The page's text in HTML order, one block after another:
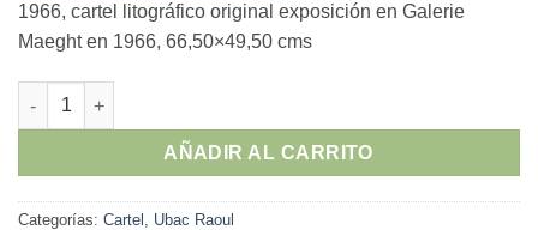
1966, cartel litográfico original exposición en Galerie
Maeght en 1966, 66,50×49,50 cms
Raoul Ubac - "Exposition 1966" cartel litográfico original
AÑADIR AL CARRITO
Categorías: Cartel Ubac Raoul